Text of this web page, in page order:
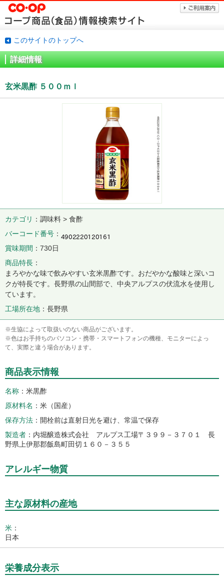
このサイトのトップへ
詳細情報
玄米黒酢 ５００ｍｌ
カテゴリ
調味料 > 食酢
バーコード番号
賞味期間
730日
商品特長
まろやかな味で飲みやすい玄米黒酢です。おだやかな酸味と深いコ
クが特長です。長野県の山間部で、中央アルプスの伏流水を使用し
ています。
工場所在地
長野県
※生協によって取扱いのない商品がございます。
※色はお手持ちのパソコン・携帯・スマートフォンの機種、モニターによっ
て、実際と違う場合があります。
商品表示情報
名称
米黒酢
原材料名
米（国産）
保存方法
開栓前は直射日光を避け、常温で保存
製造者
内堀醸造株式会社 アルプス工場〒３９９－３７０１ 長
野県上伊那郡飯島町田切１６０－３５５
アレルギー物質
主な原材料の産地
米 ：
日本
栄養成分表示